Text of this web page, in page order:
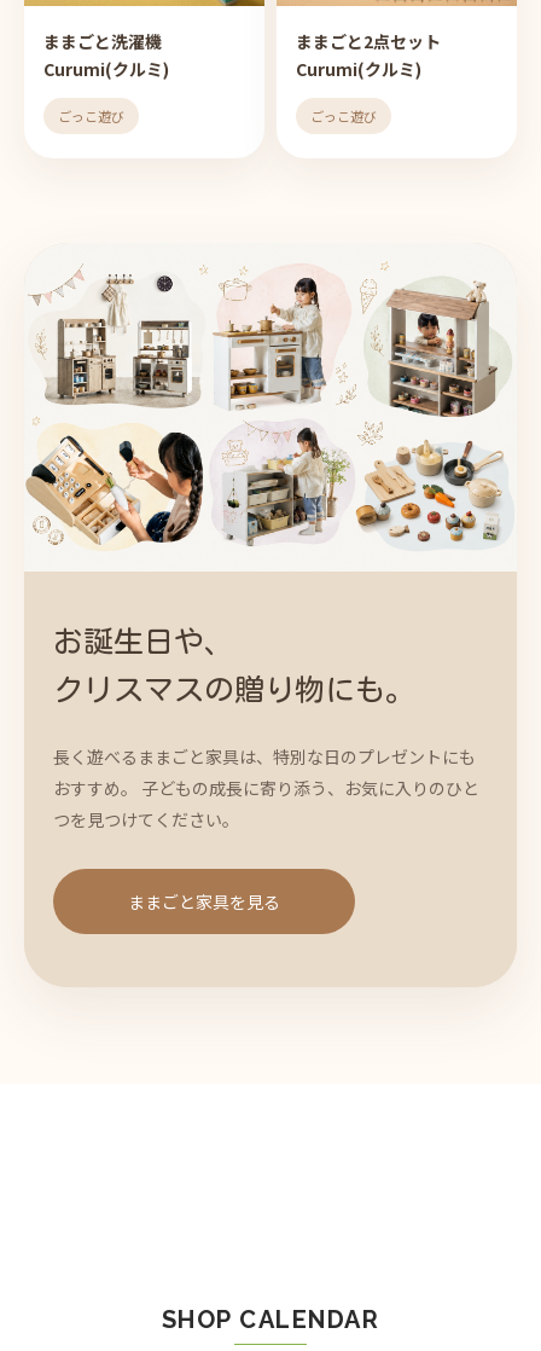
ままごと洗濯機
Curumi(クルミ)
ごっこ遊び
ままごと2点セット
Curumi(クルミ)
ごっこ遊び
お誕生日や、
クリスマスの贈り物にも。
長く遊べるままごと家具は、特別な日のプレゼントにも
おすすめ。 子どもの成長に寄り添う、お気に入りのひと
つを見つけてください。
ままごと家具を見る
SHOP CALENDAR